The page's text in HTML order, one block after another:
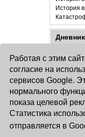
Работая с этим
согласие на
сервисов Google.
нормального
показа целевой
Статистика
отправляется в
История
Дневник
Обо всем
Отзывы и